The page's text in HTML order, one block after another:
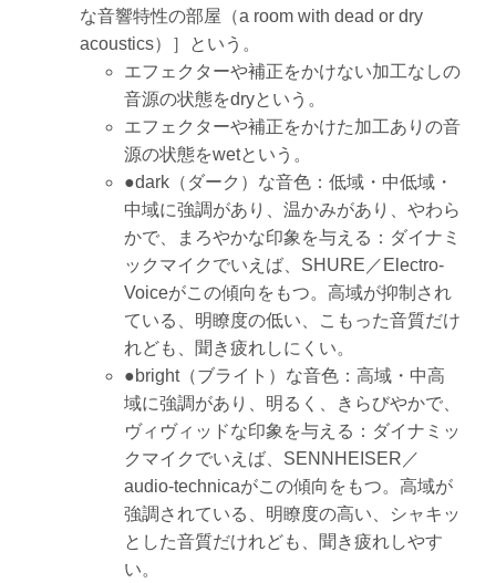
な音響特性の部屋（a room with dead or dry
acoustics）］という。
エフェクターや補正をかけない加工なしの
音源の状態をdryという。
エフェクターや補正をかけた加工ありの音
源の状態をwetという。
●dark（ダーク）な音色：低域・中低域・
中域に強調があり、温かみがあり、やわら
かで、まろやかな印象を与える：ダイナミ
ックマイクでいえば、SHURE／Electro-
Voiceがこの傾向をもつ。高域が抑制され
ている、明瞭度の低い、こもった音質だけ
れども、聞き疲れしにくい。
●bright（ブライト）な音色：高域・中高
域に強調があり、明るく、きらびやかで、
ヴィヴィッドな印象を与える：ダイナミッ
クマイクでいえば、SENNHEISER／
audio-technicaがこの傾向をもつ。高域が
強調されている、明瞭度の高い、シャキッ
とした音質だけれども、聞き疲れしやす
い。